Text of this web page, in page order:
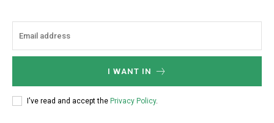
I WANT IN
I've read and accept the Privacy Policy.